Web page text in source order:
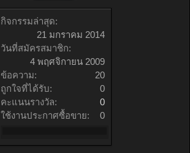
กิจกรรมล่าสุด:
21 มกราคม 2014
วันที่สมัครสมาชิก:
4 พฤศจิกายน 2009
ข้อความ:
20
ถูกใจที่ได้รับ:
0
คะแนนรางวัล:
0
ใช้งานประกาศซื้อขาย:
0